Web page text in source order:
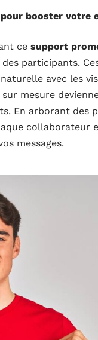
booster votre
ce support
participants.
avec les
mesure
En arborant des
collaborateur
messages.